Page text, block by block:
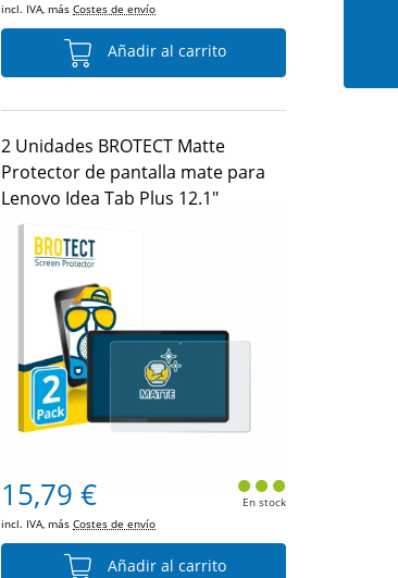
incl. IVA, másCostes de envío
Añadir al carrito
2 Unidades BROTECT Matte
Protector de pantalla mate para
Lenovo Idea Tab Plus 12.1"
15,79 €
incl. IVA, másCostes de envío
En stock
Añadir al carrito